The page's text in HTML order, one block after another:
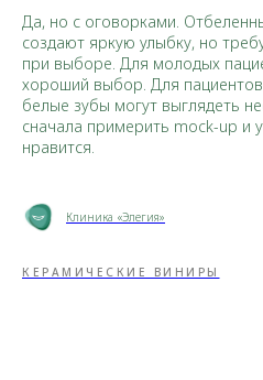
Да, но с оговорками.
создают яркую улыбку, но
при выборе. Для молодых
хороший выбор. Для
белые зубы могут выглядеть
сначала примерить mock-up и
нравится.
Клиника «Элегия»
КЕРАМИЧЕСКИЕ ВИНИРЫ